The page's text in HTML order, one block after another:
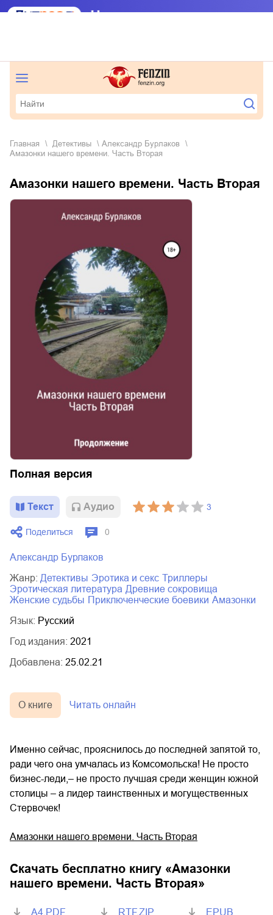
Главная детективы
Александр Бурлаков
Амазонки нашего времени. Часть Вторая
Амазонки нашего времени. Часть Вторая
Полная версия
Текст Aудио 3
Поделиться 0
Александр Бурлаков
Жанр:
детективы эротика и секс
триллеры
эротическая литература
древние сокровища
женские судьбы
приключенческие боевики
амазонки
Язык: Русский
Год издания: 2021
Добавлена: 25.02.21
О книге Читать онлайн
Именно сейчас, прояснилось до последней запятой то,
ради чего она умчалась из Комсомольска! Не просто
бизнес-леди,– не просто лучшая среди женщин южной
столицы – а лидер таинственных и могущественных
Стервочек!
Амазонки нашего времени. Часть Вторая
Скачать бесплатно книгу «Амазонки
нашего времени. Часть Вторая»
A4.PDF RTF.ZIP EPUB